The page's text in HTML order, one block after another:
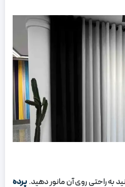
به راحتی روی آن مانور دهید. پرده